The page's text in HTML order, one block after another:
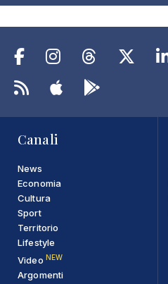
Canali
News
Economia
Cultura
Sport
Territorio
Lifestyle
Video NEW
Argomenti